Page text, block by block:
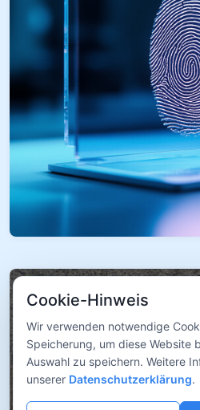
Cookie-Hinweis
Wir verwenden notwendige
Speicherung, um diese Website
Auswahl zu speichern. Weitere
unserer Datenschutzerklärung.